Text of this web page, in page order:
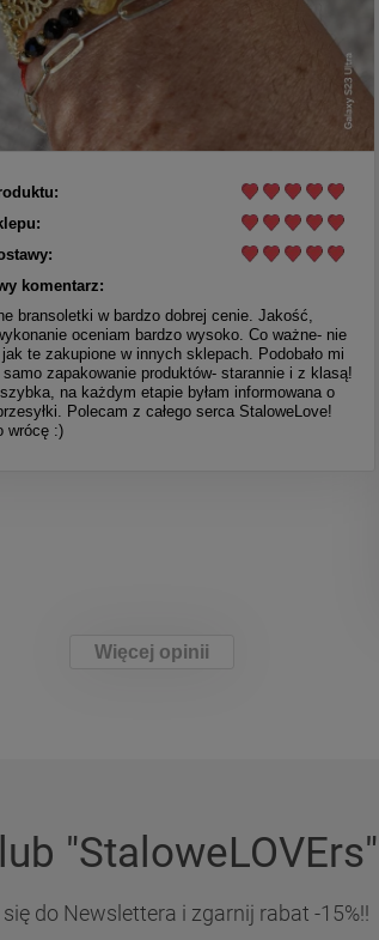
komentarz:
bransoletki w bardzo dobrej cenie. Jakość,
oceniam bardzo wysoko. Co ważne- nie
te zakupione w innych sklepach. Podobało mi
zapakowanie produktów- starannie i z klasą!
na każdym etapie byłam informowana o
Polecam z całego serca StaloweLove!
wrócę :)
Więcej opinii
"StaloweLOVErs"
do Newslettera i zgarnij rabat -15%!!